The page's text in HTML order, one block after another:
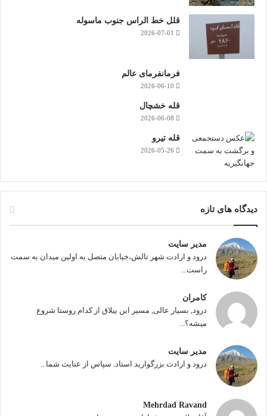
قلل خط الراس جنوب ماسوله
2026-07-01
فرمانفرمای عالم
2026-06-10
قله خشچال
2026-06-08
قله تیرو
2026-05-26
دیدگاه های تازه
مدیر سایت
درود و ارادت شهر تالش،خیابان متصل به اولین میدان به سمت
راست...
کامران
درود, بسیار عالی, مسیر این ییلاق از کدام روستا شروع
میشه؟...
مدیر سایت
درود و ارادت بزرگوارید استاد. سپاس از عنایت شما...
Mehrdad Ravand